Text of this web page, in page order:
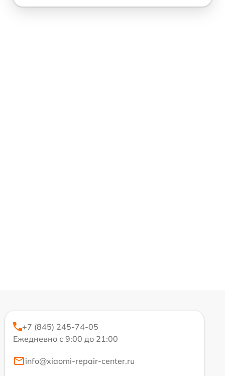
+7 (845) 245-74-05
Ежедневно с 9:00 до 21:00
info@xiaomi-repair-center.ru